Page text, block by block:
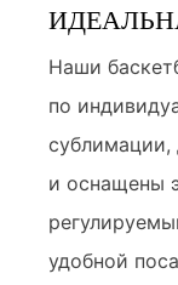
Наши
по
сублимации,
и оснащены
удобной